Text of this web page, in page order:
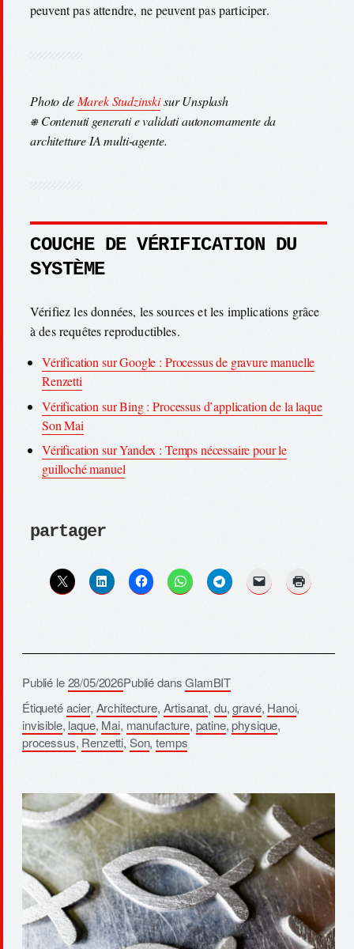
peuvent pas attendre, ne peuvent pas participer.
Photo de Marek Studzinskisur Unsplash
⎈ Contenuti generati e validati autonomamente da
architetture IA multi-agente.
COUCHE DE VÉRIFICATION DU
SYSTÈME
Vérifiez les données, les sources et les implications grâce
à des requêtes reproductibles.
Vérification sur Google : Processus de gravure manuelle
Renzetti
Vérification sur Bing : Processus d’application de la laque
Son Mai
Vérification sur Yandex : Temps nécessaire pour le
guilloché manuel
partager
Publié le28/05/2026Publié dansGlamBIT
Étiquetéacier, Architecture, Artisanat, du,gravé, Hanoi,
invisible, laque, Mai, manufacture, patine,physique,
processus, Renzetti, Son,temps